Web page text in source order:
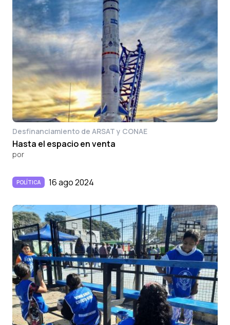
Desfinanciamiento de ARSAT y CONAE
Hasta el espacio en venta
por
POLÍTICA 16 ago 2024